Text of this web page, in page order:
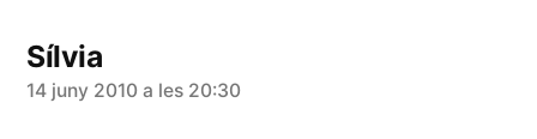
Sílvia
diu:
14 juny 2010 a les 20:30